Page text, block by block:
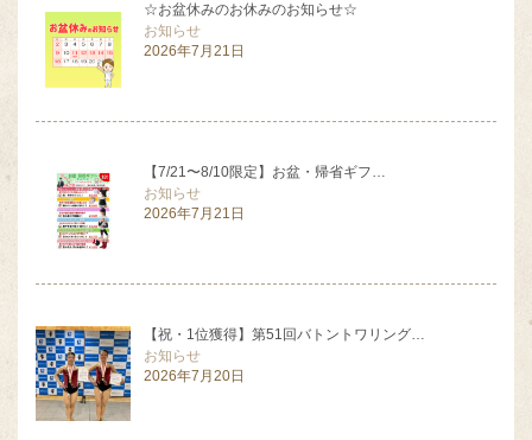
☆お盆休みのお休みのお知らせ☆
お知らせ
2026年7月21日
【7/21〜8/10限定】お盆・帰省ギフ…
お知らせ
2026年7月21日
【祝・1位獲得】第51回バトントワリング…
お知らせ
2026年7月20日